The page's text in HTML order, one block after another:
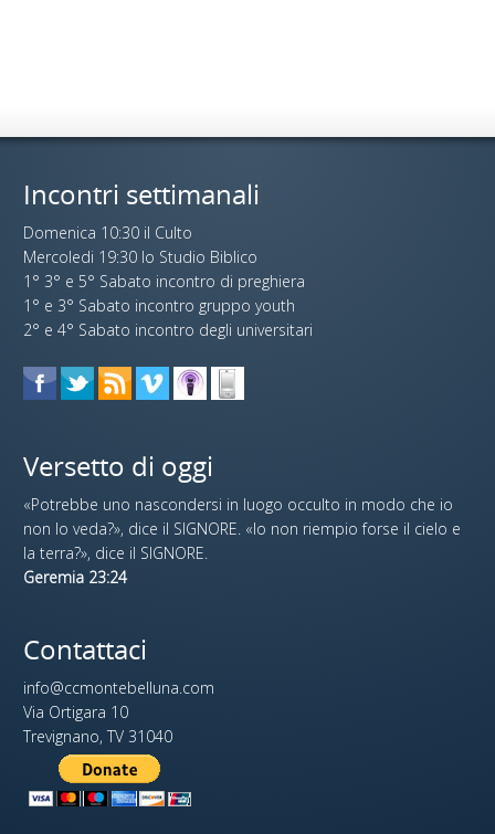
Incontri settimanali
Domenica 10:30 il Culto
Mercoledi 19:30 lo Studio Biblico
1° 3° e 5° Sabato incontro di preghiera
1° e 3° Sabato incontro gruppo youth
2° e 4° Sabato incontro degli universitari
Versetto di oggi
«Potrebbe uno nascondersi in luogo occulto in modo che io
non lo veda?», dice il SIGNORE. «Io non riempio forse il cielo e
la terra?», dice il SIGNORE.
Geremia 23:24
Contattaci
info@ccmontebelluna.com
Via Ortigara 10
Trevignano, TV 31040